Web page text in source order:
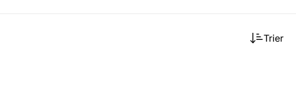
Trier